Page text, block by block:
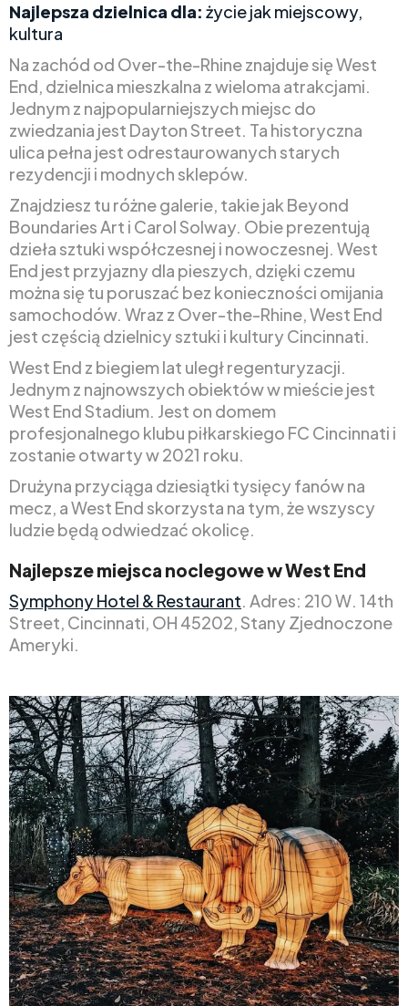
Najlepsza dzielnica dla: życie jak miejscowy,
kultura
Na zachód od Over-the-Rhine znajduje się West
End, dzielnica mieszkalna z wieloma atrakcjami.
Jednym z najpopularniejszych miejsc do
zwiedzania jest Dayton Street. Ta historyczna
ulica pełna jest odrestaurowanych starych
rezydencji i modnych sklepów.
Znajdziesz tu różne galerie, takie jak Beyond
Boundaries Art i Carol Solway. Obie prezentują
dzieła sztuki współczesnej i nowoczesnej. West
End jest przyjazny dla pieszych, dzięki czemu
można się tu poruszać bez konieczności omijania
samochodów. Wraz z Over-the-Rhine, West End
jest częścią dzielnicy sztuki i kultury Cincinnati.
West End z biegiem lat uległ regenturyzacji.
Jednym z najnowszych obiektów w mieście jest
West End Stadium. Jest on domem
profesjonalnego klubu piłkarskiego FC Cincinnati i
zostanie otwarty w 2021 roku.
Drużyna przyciąga dziesiątki tysięcy fanów na
mecz, a West End skorzysta na tym, że wszyscy
ludzie będą odwiedzać okolicę.
Najlepsze miejsca noclegowe w West End
Symphony Hotel & Restaurant. Adres: 210 W. 14th
Street, Cincinnati, OH 45202, Stany Zjednoczone
Ameryki.